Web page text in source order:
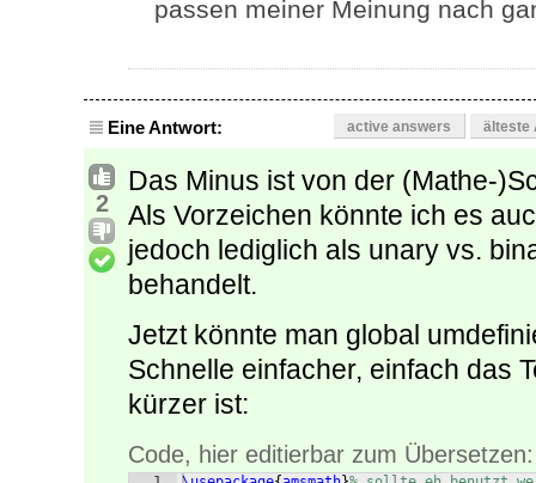
passen meiner Meinung nach
Eine Antwort: active answers älteste
2
Das Minus ist von der (Mathe-
Als Vorzeichen könnte ich es
jedoch lediglich als unary vs.
behandelt.
Jetzt könnte man global
Schnelle einfacher, einfach das
kürzer ist:
Code, hier editierbar zum Übersetzen: